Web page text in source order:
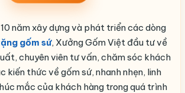
năm xây dựng và phát triển các dòng
gốm sứ, Xưởng Gốm Việt đầu tư về
chuyên viên tư vấn, chăm sóc khách
kiến thức về gốm sứ, nhanh nhẹn, linh
mắc của khách hàng trong quá trình